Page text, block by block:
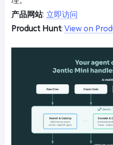
产品网站: 立即访问
Product Hunt: View on